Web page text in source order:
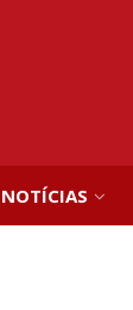
NOTÍCIAS